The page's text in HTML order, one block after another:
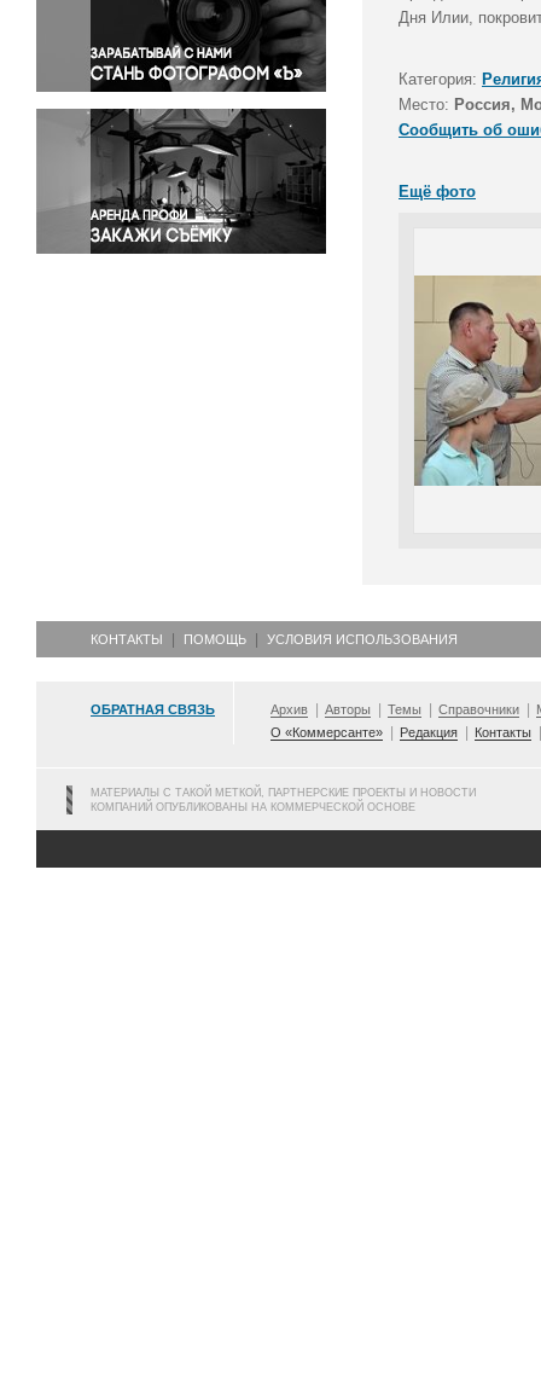
Правосудие
Происшествия и конфликты
Религия
Светская жизнь
Спорт
Экология
Экономика и бизнес
Дня Илии,
Категория:
Место: Россия,
Сообщить об
Ещё фото
КОНТАКТЫ ПОМОЩЬ УСЛОВИЯ ИСПОЛЬЗОВАНИЯ
ОБРАТНАЯ СВЯЗЬ Архив Авторы Темы Справочники
О «Коммерсанте»
Редакция Контакты
МАТЕРИАЛЫ С ТАКОЙ МЕТКОЙ, ПАРТНЕРСКИЕ ПРОЕКТЫ И НОВОСТИ
КОМПАНИЙ ОПУБЛИКОВАНЫ НА КОММЕРЧЕСКОЙ ОСНОВЕ